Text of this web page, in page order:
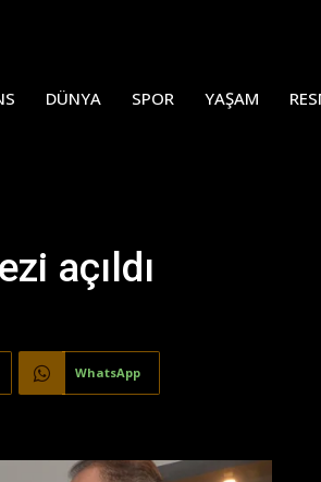
DÜNYA SPOR YAŞAM
açıldı
WhatsApp